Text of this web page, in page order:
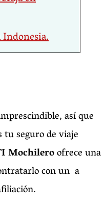
así que
tu seguro de viaje
Mochileroofrece una
con un a